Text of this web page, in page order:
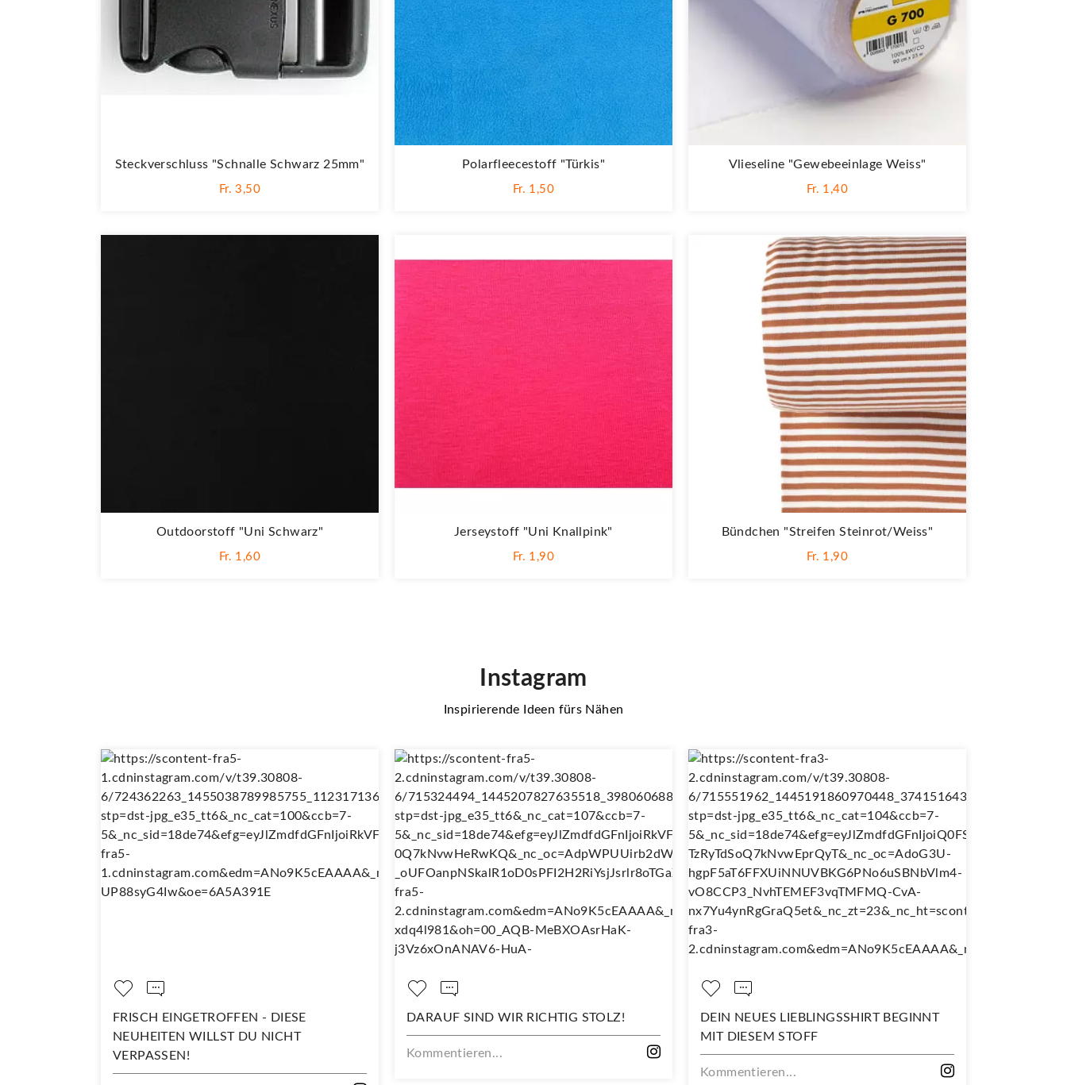
Steckverschluss "Schnalle Schwarz 25mm"
Fr. 3,50
Outdoorstoff "Uni Schwarz"
Fr. 1,60
Polarfleecestoff "Türkis"
Fr. 1,50
Jerseystoff "Uni Knallpink"
Fr. 1,90
Vlieseline "Gewebeeinlage Weiss"
Fr. 1,40
Bündchen "Streifen Steinrot/weiss"
Fr. 1,90
Instagram
Inspirierende Ideen fürs Nähen
FRISCH EINGETROFFEN - DIESE
NEUHEITEN WILLST DU NICHT
VERPASSEN!
DARAUF SIND WIR RICHTIG STOLZ!
Kommentieren...
DEIN NEUES LIEBLINGSSHIRT BEGINNT
MIT DIESEM STOFF
Kommentieren...